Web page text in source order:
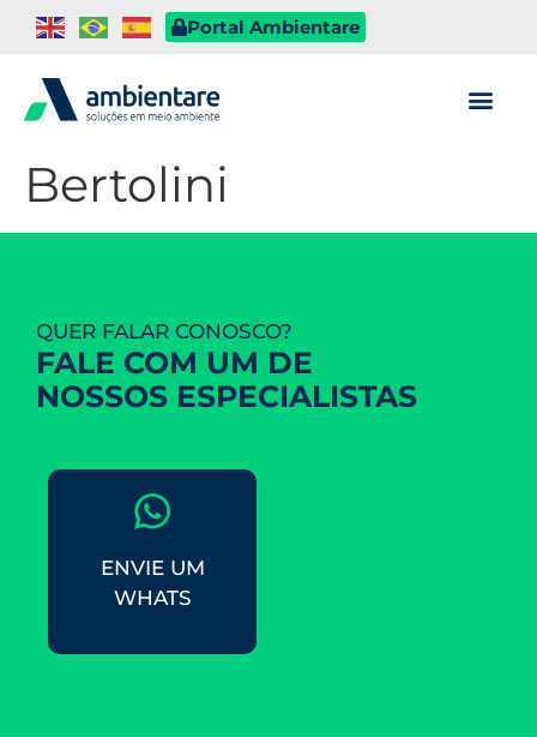
Portal Ambientare
Bertolini
QUER FALAR CONOSCO?
FALE COM UM DE
NOSSOS ESPECIALISTAS
ENVIE UM
WHATS